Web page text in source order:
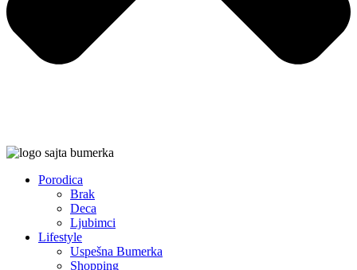
Porodica
Brak
Deca
Ljubimci
Lifestyle
Uspešna Bumerka
Shopping